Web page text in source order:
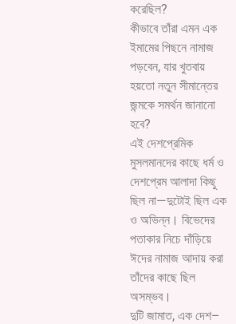
করেছিল?
কীভাবে তাঁরা এমন এক
ইমামের পিছনে নামাজ
পড়বেন, যার খুতবায়
হয়তো নতুন সীমান্তের
জন্মকে সমর্থন জানানো
হবে?
এই দেশপ্রেমিক
মুসলমানদের কাছে ধর্ম ও
দেশপ্রেম আলাদা কিছু
ছিল না—দুটোই ছিল এক
ও অভিন্ন। বিভেদের
পতাকার নিচে দাঁড়িয়ে
ঈদের নামাজ আদায় করা
তাঁদের কাছে ছিল
অসম্ভব।
দুটি জামাত, এক দেশ–